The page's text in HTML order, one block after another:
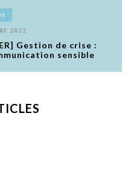
2022
Gestion de crise :
sensible